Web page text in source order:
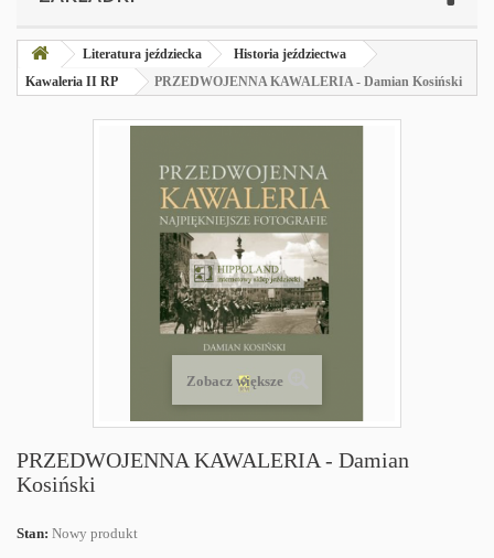
Literatura jeździecka
Historia jeździectwa
Kawaleria II RP
PRZEDWOJENNA KAWALERIA - Damian Kosiński
Zobacz większe
PRZEDWOJENNA KAWALERIA - Damian
Kosiński
Stan: Nowy produkt